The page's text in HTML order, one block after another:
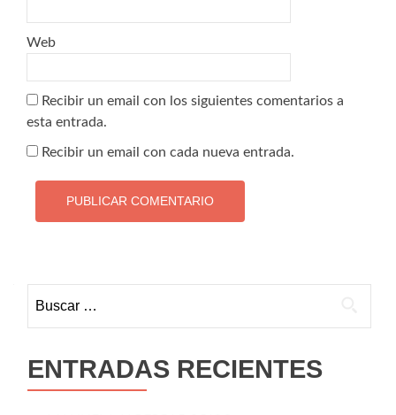
Web
Recibir un email con los siguientes comentarios a
esta entrada.
Recibir un email con cada nueva entrada.
ENTRADAS RECIENTES